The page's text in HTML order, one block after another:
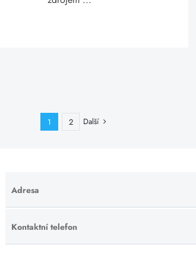
1 2 Další
Adresa
Ponechte
toto pole
prázdné.
Kontaktní telefon
Ponechte
toto pole